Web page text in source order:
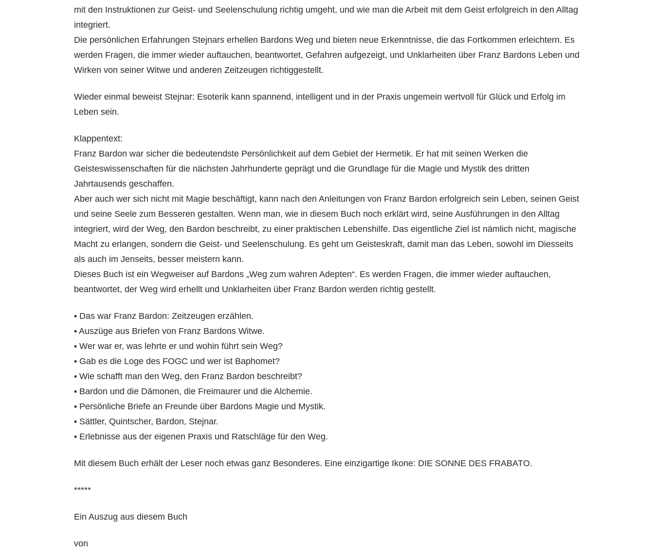
mit den Instruktionen zur Geist- und Seelenschulung richtig umgeht, und wie man die Arbeit mit dem Geist erfolgreich in den Alltag
integriert.
Die persönlichen Erfahrungen Stejnars erhellen Bardons Weg und bieten neue Erkenntnisse, die das Fortkommen erleichtern. Es
werden Fragen, die immer wieder auftauchen, beantwortet, Gefahren aufgezeigt, und Unklarheiten über Franz Bardons Leben und
Wirken von seiner Witwe und anderen Zeitzeugen richtiggestellt.
Wieder einmal beweist Stejnar: Esoterik kann spannend, intelligent und in der Praxis ungemein wertvoll für Glück und Erfolg im
Leben sein.
Klappentext:
Franz Bardon war sicher die bedeutendste Persönlichkeit auf dem Gebiet der Hermetik. Er hat mit seinen Werken die
Geisteswissenschaften für die nächsten Jahrhunderte geprägt und die Grundlage für die Magie und Mystik des dritten
Jahrtausends geschaffen.
Aber auch wer sich nicht mit Magie beschäftigt, kann nach den Anleitungen von Franz Bardon erfolgreich sein Leben, seinen Geist
und seine Seele zum Besseren gestalten. Wenn man, wie in diesem Buch noch erklärt wird, seine Ausführungen in den Alltag
integriert, wird der Weg, den Bardon beschreibt, zu einer praktischen Lebenshilfe. Das eigentliche Ziel ist nämlich nicht, magische
Macht zu erlangen, sondern die Geist- und Seelenschulung. Es geht um Geisteskraft, damit man das Leben, sowohl im Diesseits
als auch im Jenseits, besser meistern kann.
Dieses Buch ist ein Wegweiser auf Bardons „Weg zum wahren Adepten“. Es werden Fragen, die immer wieder auftauchen,
beantwortet, der Weg wird erhellt und Unklarheiten über Franz Bardon werden richtig gestellt.
• Das war Franz Bardon: Zeitzeugen erzählen.
• Auszüge aus Briefen von Franz Bardons Witwe.
• Wer war er, was lehrte er und wohin führt sein Weg?
• Gab es die Loge des FOGC und wer ist Baphomet?
• Wie schafft man den Weg, den Franz Bardon beschreibt?
• Bardon und die Dämonen, die Freimaurer und die Alchemie.
• Persönliche Briefe an Freunde über Bardons Magie und Mystik.
• Sättler, Quintscher, Bardon, Stejnar.
• Erlebnisse aus der eigenen Praxis und Ratschläge für den Weg.
Mit diesem Buch erhält der Leser noch etwas ganz Besonderes. Eine einzigartige Ikone: DIE SONNE DES FRABATO.
*****
Ein Auszug aus diesem Buch
von